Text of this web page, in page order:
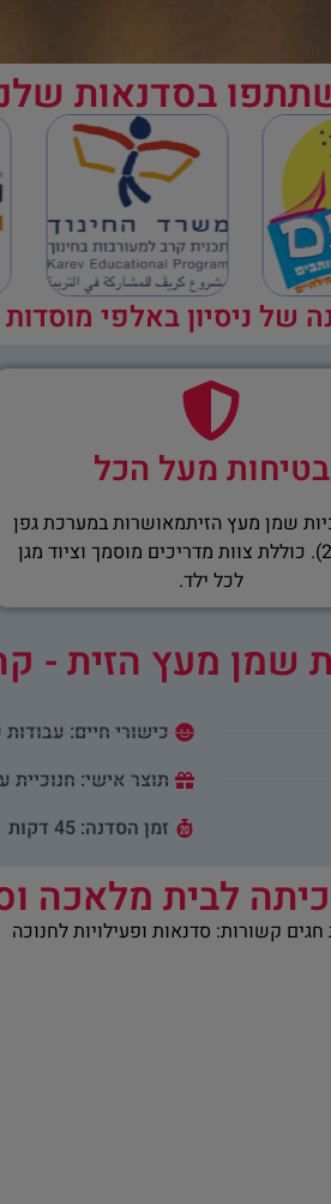
בסדנאות
בטיחות מעל הכל
שמן מעץ הזיתמאושרות במערכת גפן
(מס' 2369). כוללת צוות מדריכים מוסמך וציוד מגן
לכל ילד.
שמן מעץ הזית -
כישורי חיים:
תוצר אישי: חנוכיית
זמן הסדנה: 45 דקות
לבית מלאכה
חגים קשורות: סדנאות ופעילויות לחנוכה